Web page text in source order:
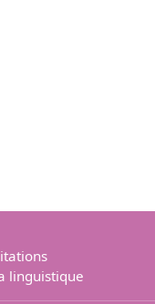
linguistique